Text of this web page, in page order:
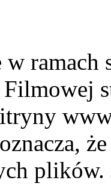
ramach
plików.